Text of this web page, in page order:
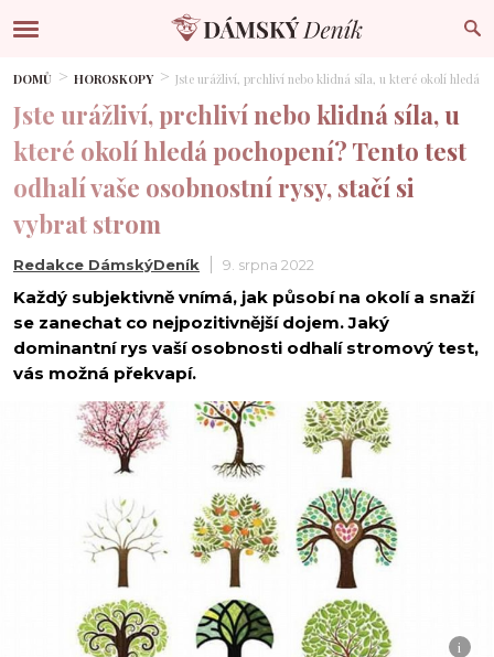
DOMŮ HOROSKOPY Jste urážliví, prchliví nebo klidná síla, u které okolí hledá
Jste urážliví, prchliví nebo klidná síla, u
které okolí hledá pochopení? Tento test
odhalí vaše osobnostní rysy, stačí si
vybrat strom
Redakce DámskýDeník 9. srpna 2022
Každý subjektivně vnímá, jak působí na okolí a snaží
se zanechat co nejpozitivnější dojem. Jaký
dominantní rys vaší osobnosti odhalí stromový test,
vás možná překvapí.
i